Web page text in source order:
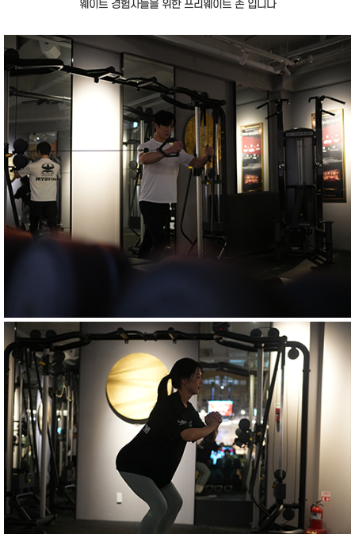
웨이트 경험자들을 위한 프리웨이트 존 입니다